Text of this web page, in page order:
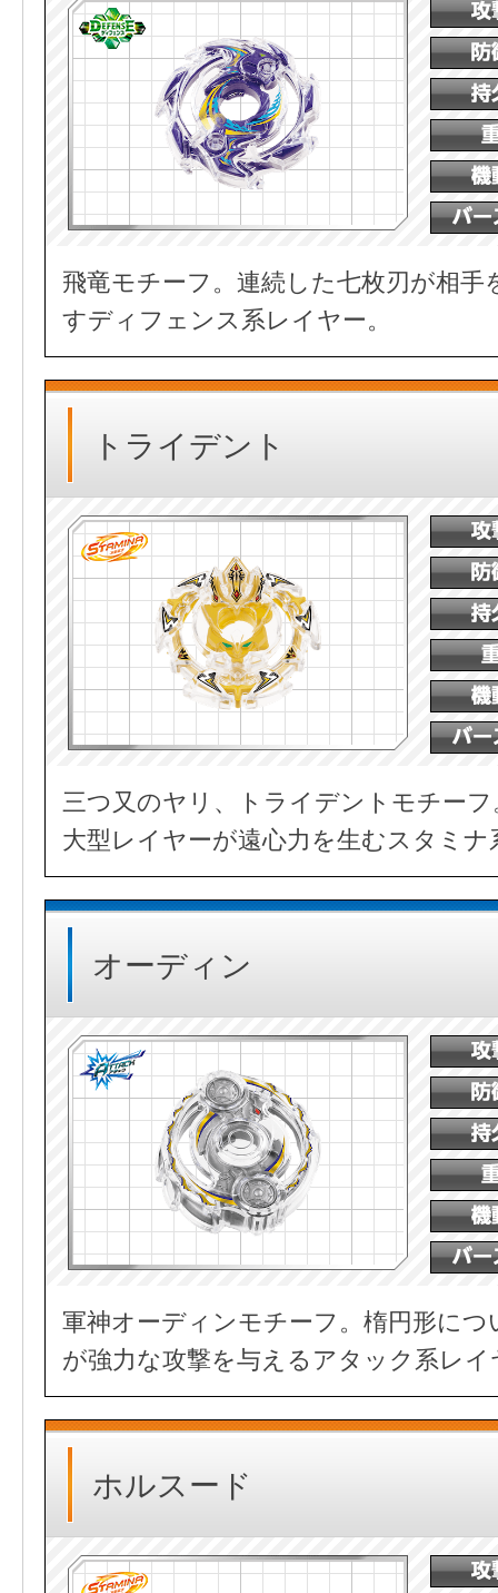
飛竜モチーフ。連続した七枚刃が相手
すディフェンス系レイヤー。
トライデント
三つ又のヤリ、トライデントモチー
大型レイヤーが遠心力を生むスタミナ
オーディン
軍神オーディンモチーフ。楕円形に
が強力な攻撃を与えるアタック系レイ
ホルスード